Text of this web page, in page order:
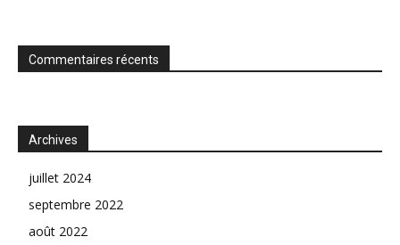
Commentaires récents
Archives
juillet 2024
septembre 2022
août 2022